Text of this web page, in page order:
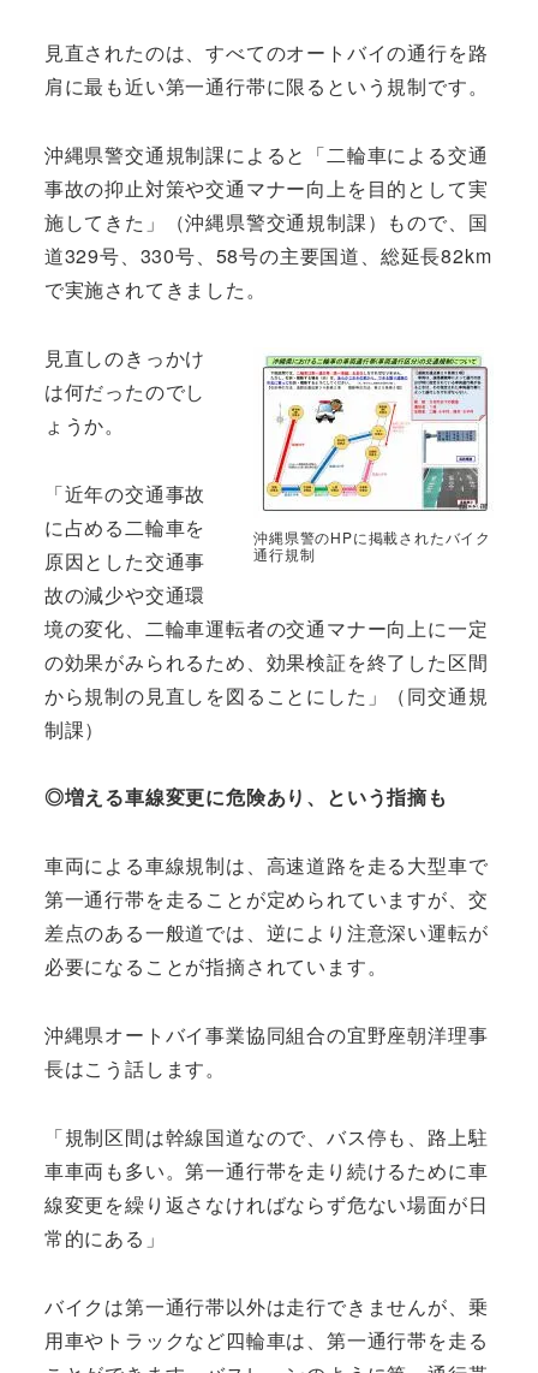
見直されたのは、すべてのオートバイの通行を路
肩に最も近い第一通行帯に限るという規制です。
沖縄県警交通規制課によると「二輪車による交通
事故の抑止対策や交通マナー向上を目的として実
施してきた」（沖縄県警交通規制課）もので、国
道329号、330号、58号の主要国道、総延長82km
で実施されてきました。
沖縄県警のHPに掲載されたバイク
通行規制
見直しのきっかけ
は何だったのでし
ょうか。
「近年の交通事故
に占める二輪車を
原因とした交通事
故の減少や交通環
境の変化、二輪車運転者の交通マナー向上に一定
の効果がみられるため、効果検証を終了した区間
から規制の見直しを図ることにした」（同交通規
制課）
◎増える車線変更に危険あり、という指摘も
車両による車線規制は、高速道路を走る大型車で
第一通行帯を走ることが定められていますが、交
差点のある一般道では、逆により注意深い運転が
必要になることが指摘されています。
沖縄県オートバイ事業協同組合の宜野座朝洋理事
長はこう話します。
「規制区間は幹線国道なので、バス停も、路上駐
車車両も多い。第一通行帯を走り続けるために車
線変更を繰り返さなければならず危ない場面が日
常的にある」
バイクは第一通行帯以外は走行できませんが、乗
用車やトラックなど四輪車は、第一通行帯を走る